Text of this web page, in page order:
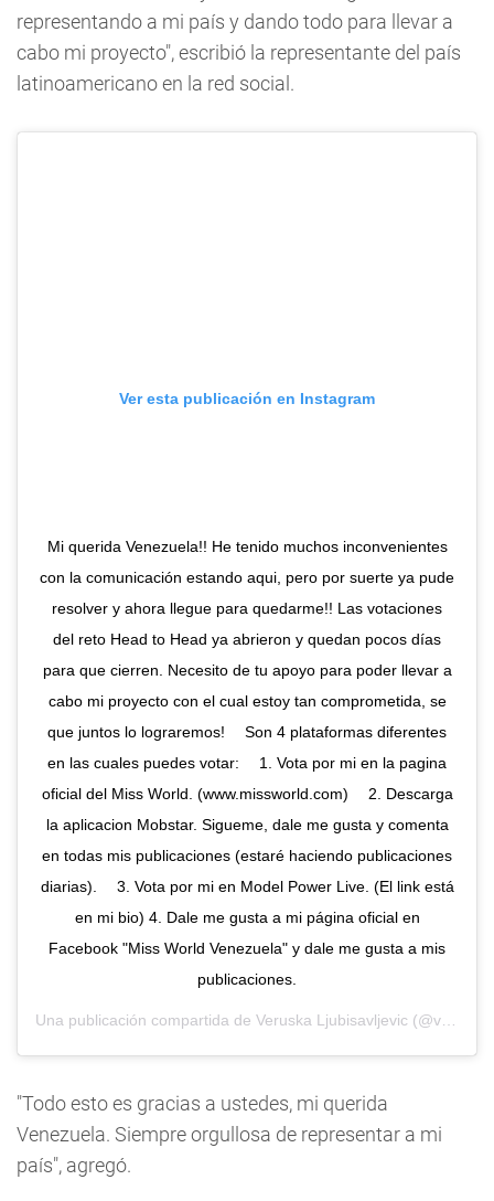
representando a mi país y dando todo para llevar a
cabo mi proyecto", escribió la representante del país
latinoamericano en la red social.
Ver esta publicación en Instagram
Mi querida Venezuela!! He tenido muchos inconvenientes
con la comunicación estando aqui, pero por suerte ya pude
resolver y ahora llegue para quedarme!! Las votaciones
del reto Head to Head ya abrieron y quedan pocos días
para que cierren. Necesito de tu apoyo para poder llevar a
cabo mi proyecto con el cual estoy tan comprometida, se
que juntos lo lograremos! ⠀ Son 4 plataformas diferentes
en las cuales puedes votar: ⠀ 1. Vota por mi en la pagina
oficial del Miss World. (www.missworld.com) ⠀ 2. Descarga
la aplicacion Mobstar. Sigueme, dale me gusta y comenta
en todas mis publicaciones (estaré haciendo publicaciones
diarias). ⠀ 3. Vota por mi en Model Power Live. (El link está
en mi bio) 4. Dale me gusta a mi página oficial en
Facebook "Miss World Venezuela" y dale me gusta a mis
publicaciones.
Una publicación compartida de Veruska Ljubisavljevic (@verulju) el
"Todo esto es gracias a ustedes, mi querida
Venezuela. Siempre orgullosa de representar a mi
país", agregó.